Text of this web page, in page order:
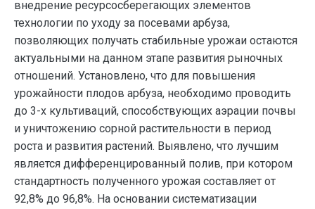
внедрение ресурсосберегающих элементов
технологии по уходу за посевами арбуза,
позволяющих получать стабильные урожаи остаются
актуальными на данном этапе развития рыночных
отношений. Установлено, что для повышения
урожайности плодов арбуза, необходимо проводить
до 3-х культиваций, способствующих аэрации почвы
и уничтожению сорной растительности в период
роста и развития растений. Выявлено, что лучшим
является дифференцированный полив, при котором
стандартность полученного урожая составляет от
92,8% до 96,8%. На основании систематизации